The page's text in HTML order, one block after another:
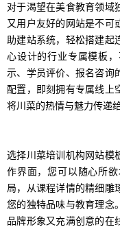
对于渴望在美食教育领域
又用户友好的网站是不可
助建站系统，轻松搭建起
心设计的行业专属模板
示、学员评价、报名咨询
配置，即刻拥有专属线上
将川菜的热情与魅力传递
选择川菜培训机构网站模
作界面，您可以随心所
局，从课程详情的精细雕
您的独特品味与教育理念
品牌形象又充满创意的在